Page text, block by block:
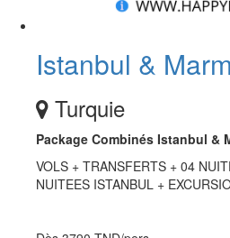
Istanbul &
Turquie
Package Combinés Istanbul &
VOLS + TRANSFERTS + 04
NUITEES ISTANBUL +